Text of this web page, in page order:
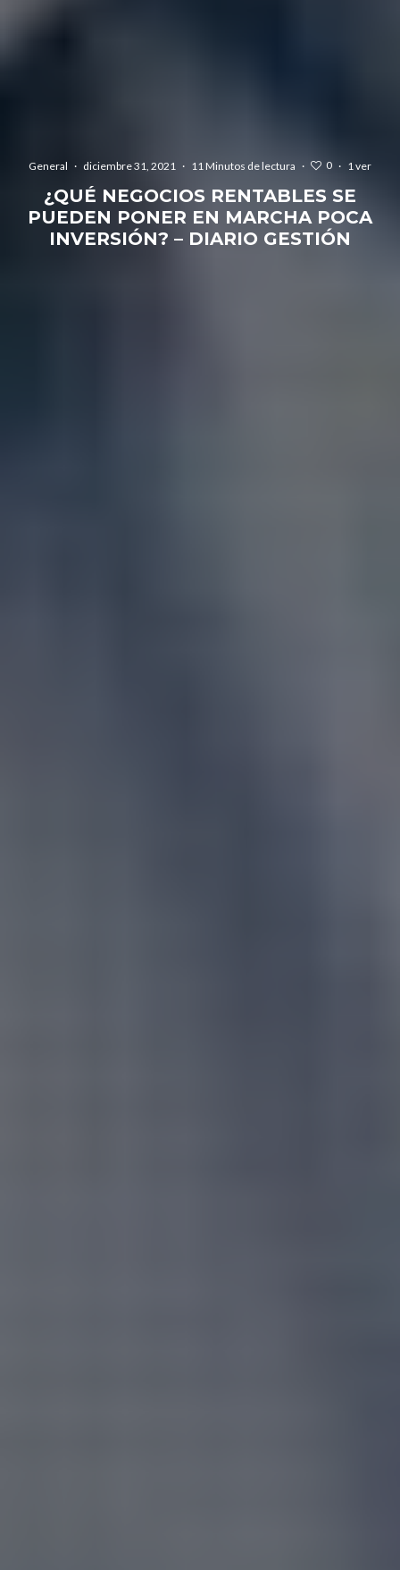
General · diciembre 31, 2021 · 11 Minutos de lectura · 0 · 1 ver
¿QUÉ NEGOCIOS RENTABLES SE
PUEDEN PONER EN MARCHA POCA
INVERSIÓN? – DIARIO GESTIÓN